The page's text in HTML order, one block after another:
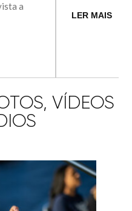
a
LER MAIS
VÍDEOS